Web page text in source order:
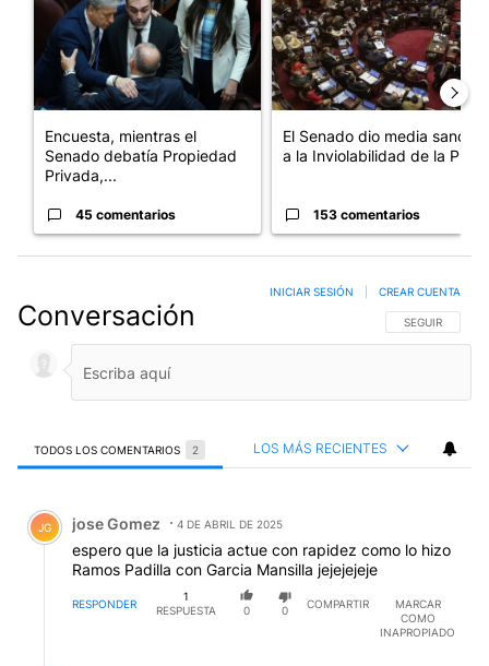
Encuesta, mientras el
Senado debatía Propiedad
Privada,...
45 comentarios
El Senado dio media sanción
a la Inviolabilidad de la P...
153 comentarios
Conversación SIGA ESTA
SEGUIR
INICIAR SESIÓN CREAR CUENTA
TODOS LOS COMENTARIOS 2 LOS MÁS RECIENTES
Comentario de jose Gomez.
JG jose Gomez 4 DE ABRIL DE 2025
espero que la justicia actue con rapidez como lo hizo
Ramos Padilla con Garcia Mansilla jejejejeje
RESPONDER
1
RESPUESTA
0 0
COMPARTIR
MARCAR
COMO
INAPROPIADO